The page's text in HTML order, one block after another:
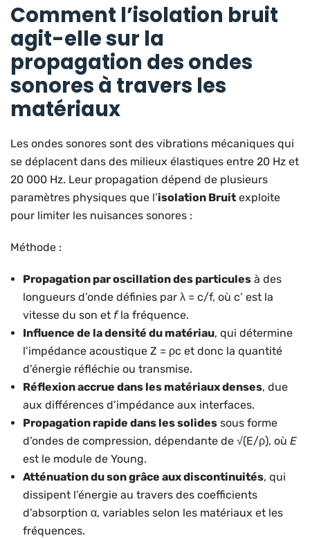
Comment l’isolation bruit
agit-elle sur la
propagation des ondes
sonores à travers les
matériaux
Les ondes sonores sont des vibrations mécaniques qui
se déplacent dans des milieux élastiques entre 20 Hz et
20 000 Hz. Leur propagation dépend de plusieurs
paramètres physiques que l’isolation Bruit exploite
pour limiter les nuisances sonores :
Méthode :
Propagation par oscillation des particules à des
longueurs d’onde définies par λ = c/f, où c’ est la
vitesse du son et fla fréquence.
Influence de la densité du matériau, qui détermine
l’impédance acoustique Z = ρc et donc la quantité
d’énergie réfléchie ou transmise.
Réflexion accrue dans les matériaux denses, due
aux différences d’impédance aux interfaces.
Propagation rapide dans les solides sous forme
d’ondes de compression, dépendante de √(E/ρ), où E
est le module de Young.
Atténuation du son grâce aux discontinuités, qui
dissipent l’énergie au travers des coefficients
d’absorption α, variables selon les matériaux et les
fréquences.